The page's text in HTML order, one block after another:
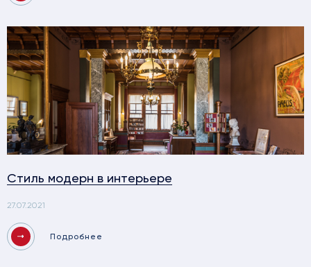
Стиль модерн в интерьере
27.07.2021
Подробнее